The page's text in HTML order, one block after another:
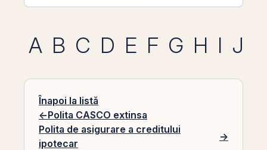
A B C D E F G H I J
Înapoi la listă
←Polita CASCO extinsa
Polita de asigurare a creditului
ipotecar
→